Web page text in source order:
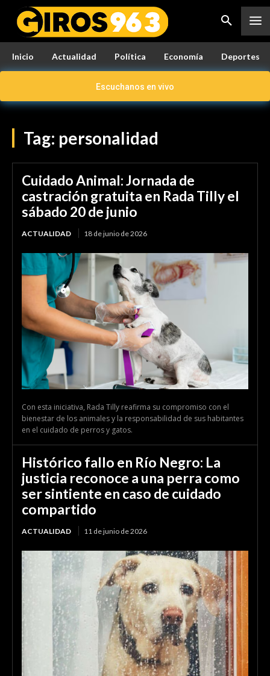
Inicio Actualidad Política Economía Deportes
Escuchanos en vivo
Tag: personalidad
Cuidado Animal: Jornada de
castración gratuita en Rada Tilly el
sábado 20 de junio
ACTUALIDAD 18 de junio de 2026
Con esta iniciativa, Rada Tilly reafirma su compromiso con el
bienestar de los animales y la responsabilidad de sus habitantes
en el cuidado de perros y gatos.
Histórico fallo en Río Negro: La
justicia reconoce a una perra como
ser sintiente en caso de cuidado
compartido
ACTUALIDAD 11 de junio de 2026